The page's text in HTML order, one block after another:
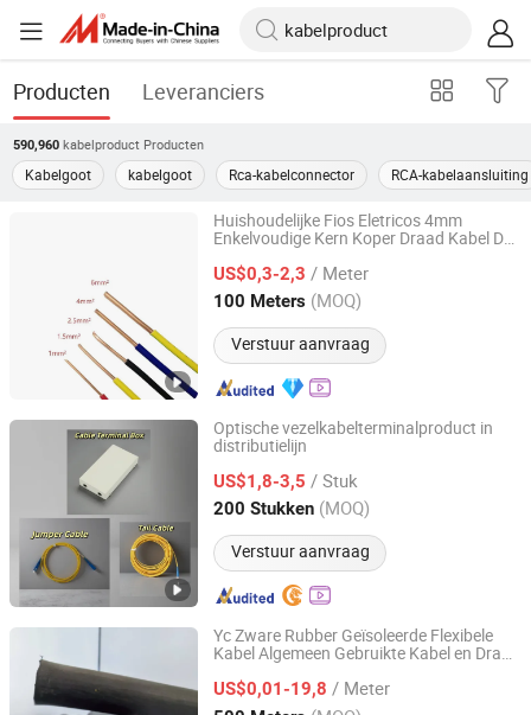
Producten Leveranciers
590,960 kabelproduct Producten
Kabelgoot kabelgoot Rca-kabelconnector RCA-kabelaansluiting
Huishoudelijke Fios Eletricos 4mm
Enkelvoudige Kern Koper Draad Kabel De
Product
US$0,3-2,3 / Meter
100 Meters (MOQ)
Verstuur aanvraag
Hebei, China Sinds 2025
Optische vezelkabelterminalproduct in
distributielijn
US$1,8-3,5 / Stuk
200 Stukken (MOQ)
Verstuur aanvraag
Vilun Electric Co., Ltd.
Jilin, China Sinds 2022
Yc Zware Rubber Geïsoleerde Flexibele
Kabel Algemeen Gebruikte Kabel en Draad
US$0,01-19,8 / Meter
Huada Cable Co., Ltd.